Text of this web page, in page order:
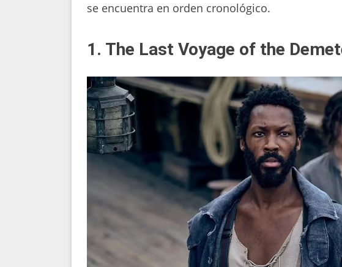
se encuentra en orden cronológico.
1. The Last Voyage of the